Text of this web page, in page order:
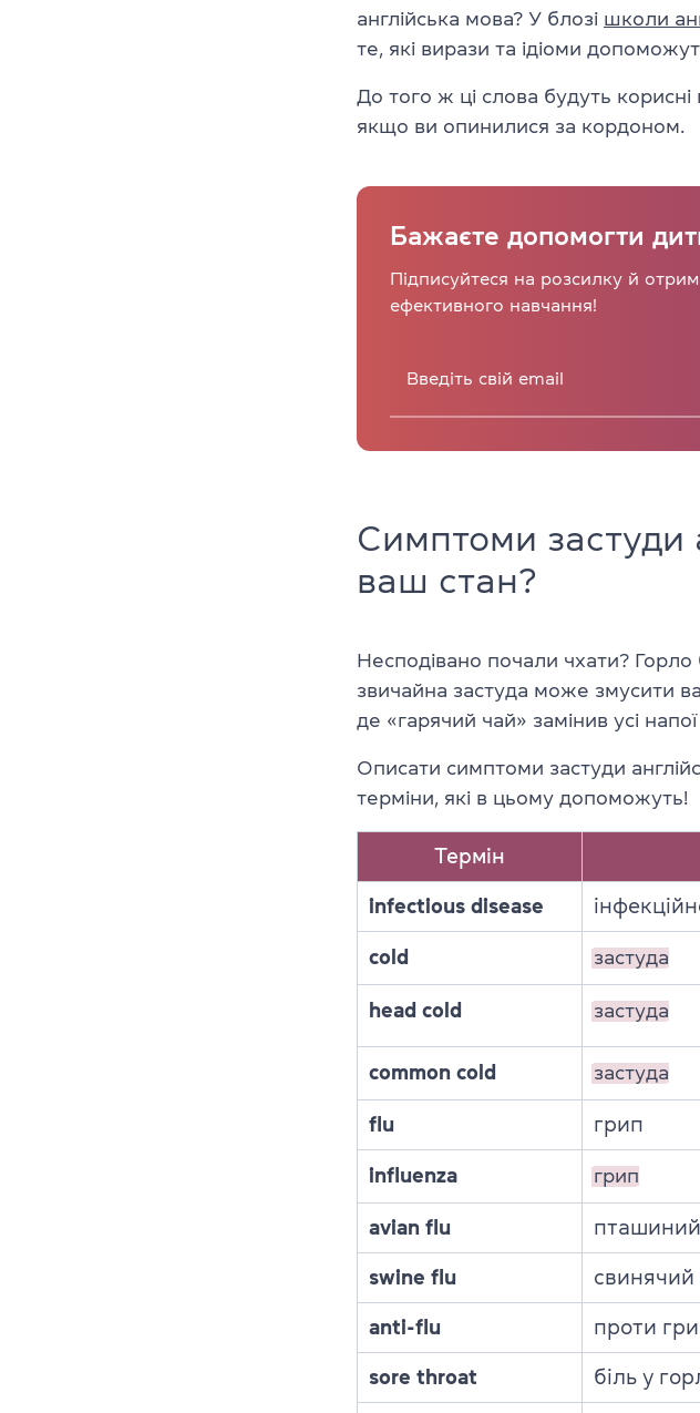
англійська мова? У блозі школи
те, які вирази та ідіоми
До того ж ці слова будуть корисні
якщо ви опинилися за кордоном.
Бажаєте допомогти
Підписуйтеся на розсилку й
ефективного навчання!
Симптоми застуди
ваш стан?
Несподівано почали чхати? Горло
звичайна застуда може змусити
де «гарячий чай» замінив усі
Описати симптоми застуди
терміни, які в цьому допоможуть!
Термін
infectious disease
cold застуда
head cold застуда
common cold застуда
flu грип
influenza грип
avian flu
swine flu свинячий
anti-flu проти
sore throat біль у